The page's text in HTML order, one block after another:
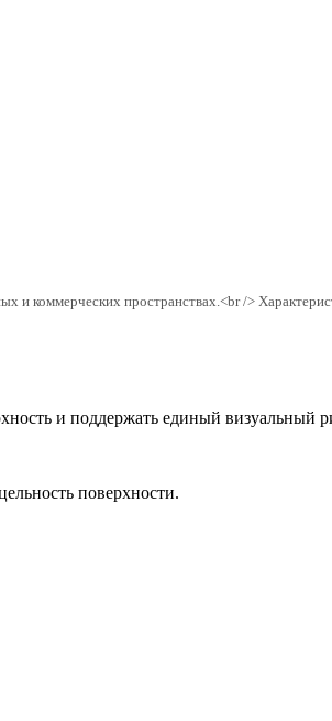
и коммерческих пространствах.<br />
и поддержать единый визуальный
поверхности.